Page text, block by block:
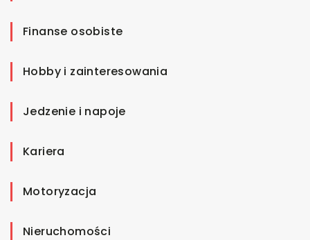
Finanse osobiste
Hobby i zainteresowania
Jedzenie i napoje
Kariera
Motoryzacja
Nieruchomości